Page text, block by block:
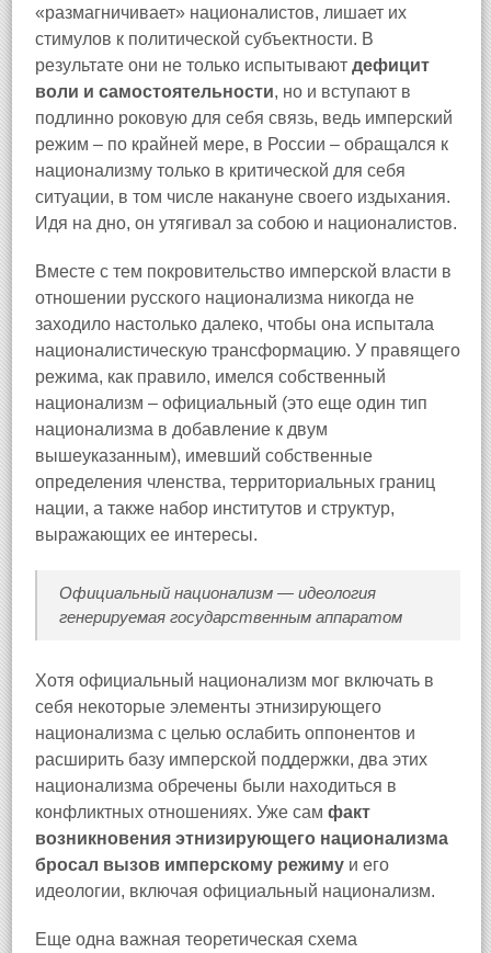
«размагничивает» националистов, лишает их
стимулов к политической субъектности. В
результате они не только испытывают дефицит
воли и самостоятельности, но и вступают в
подлинно роковую для себя связь, ведь имперский
режим – по крайней мере, в России – обращался к
национализму только в критической для себя
ситуации, в том числе накануне своего издыхания.
Идя на дно, он утягивал за собою и националистов.
Вместе с тем покровительство имперской власти в
отношении русского национализма никогда не
заходило настолько далеко, чтобы она испытала
националистическую трансформацию. У правящего
режима, как правило, имелся собственный
национализм – официальный (это еще один тип
национализма в добавление к двум
вышеуказанным), имевший собственные
определения членства, территориальных границ
нации, а также набор институтов и структур,
выражающих ее интересы.
Официальный национализм — идеология
генерируемая государственным аппаратом
Хотя официальный национализм мог включать в
себя некоторые элементы этнизирующего
национализма с целью ослабить оппонентов и
расширить базу имперской поддержки, два этих
национализма обречены были находиться в
конфликтных отношениях. Уже сам факт
возникновения этнизирующего национализма
бросал вызов имперскому режиму и его
идеологии, включая официальный национализм.
Еще одна важная теоретическая схема